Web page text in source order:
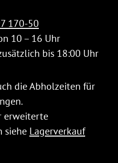
170-50
10 – 16 Uhr
bis 18:00 Uhr
die Abholzeiten für
erweiterte
siehe Lagerverkauf